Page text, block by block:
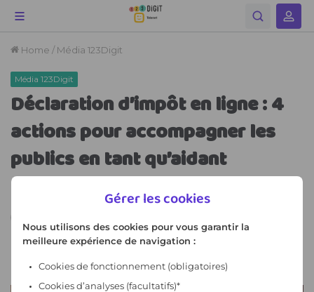
Gérer les cookies
Nous utilisons des cookies pour vous garantir la
meilleure expérience de navigation :
Cookies de fonctionnement (obligatoires)
Cookies d’analyses (facultatifs)*